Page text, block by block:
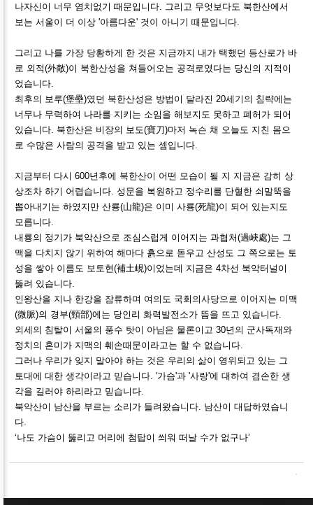
나자신이 너무 염치없기 때문입니다. 그리고 무엇보다도 북한산에서
보는 서울이 더 이상 '아름다운' 것이 아니기 때문입니다.
그리고 나를 가장 당황하게 한 것은 지금까지 내가 택했던 등산로가 바
로 외적(外敵)이 북한산성을 쳐들어오는 공격로였다는 당신의 지적이
었습니다.
최후의 보루(堡壘)였던 북한산성은 방법이 달라진 20세기의 침략에는
너무나 무력하여 나라를 지키는 소임을 해보지도 못하고 폐허가 되어
있습니다. 북한산은 비장의 보도(寶刀)마저 녹슨 채 오늘도 지친 몸으
로 수많은 사람의 공격을 받고 있는 셈입니다.
지금부터 다시 600년후에 북한산이 어떤 모습이 될 지 지금은 감히 상
상조차 하기 어렵습니다. 성문을 복원하고 정수리를 단혈한 쇠말뚝을
뽑아내기는 하였지만 산룡(山龍)은 이미 사룡(死龍)이 되어 있는지도
모릅니다.
내룡의 정기가 북악산으로 조심스럽게 이어지는 과협처(過峽處)는 그
맥을 다치지 않기 위하여 해마다 흙으로 돋우고 산성도 그 쪽으로는 토
성을 쌓아 이름도 보토현(補土峴)이었는데 지금은 4차선 북악터널이
뚫려 있습니다.
인왕산을 지나 한강을 잠류하며 여의도 국회의사당으로 이어지는 미맥
(微脈)의 경부(頸部)에는 당인리 화력발전소가 뜸을 뜨고 있습니다.
외세의 침탈이 서울의 풍수 탓이 아님은 물론이고 30년의 군사독재와
정치의 혼미가 지맥의 훼손때문이라고는 할 수 없습니다.
그러나 우리가 잊지 말아야 하는 것은 우리의 삶이 영위되고 있는 그
토대에 대한 생각이라고 믿습니다. '가슴'과 '사랑'에 대하여 겸손한 생
각을 길러야 하리라고 믿습니다.
북악산이 남산을 부르는 소리가 들려왔습니다. 남산이 대답하였습니
다.
‘나도 가슴이 뚫리고 머리에 첨탑이 씌워 떠날 수가 없구나’